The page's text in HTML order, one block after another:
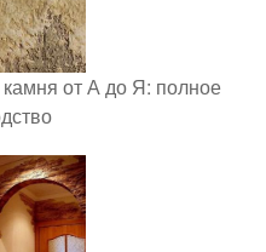
от А до Я: полное